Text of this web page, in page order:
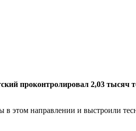
проконтролировал 2,03 тысяч
в этом направлении и выстроили